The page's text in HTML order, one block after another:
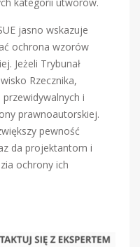
jasno wskazuje
ochrona wzorów
Jeżeli Trybunał
Rzecznika,
i
prawnoautorskiej.
pewność
da projektantom i
ochrony ich